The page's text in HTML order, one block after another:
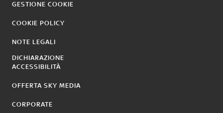
GESTIONE COOKIE
COOKIE POLICY
NOTE LEGALI
DICHIARAZIONE
ACCESSIBILITÀ
OFFERTA SKY MEDIA
CORPORATE